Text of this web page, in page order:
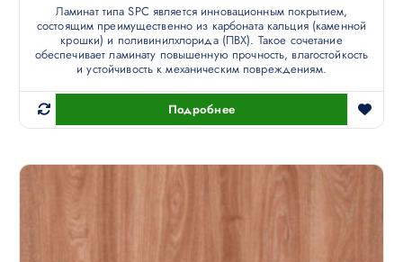
Ламинат типа SPC является инновационным покрытием,
состоящим преимущественно из карбоната кальция (каменной
крошки) и поливинилхлорида (ПВХ). Такое сочетание
обеспечивает ламинату повышенную прочность, влагостойкость
и устойчивость к механическим повреждениям.
Подробнее